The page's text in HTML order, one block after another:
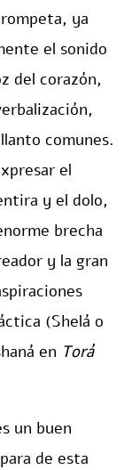
ya
el sonido
del corazón,
comunes.
el
y el dolo,
brecha
y la gran
(Shelá o
en Torá
un buen
de esta